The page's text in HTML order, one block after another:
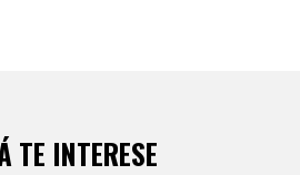
TE INTERESE